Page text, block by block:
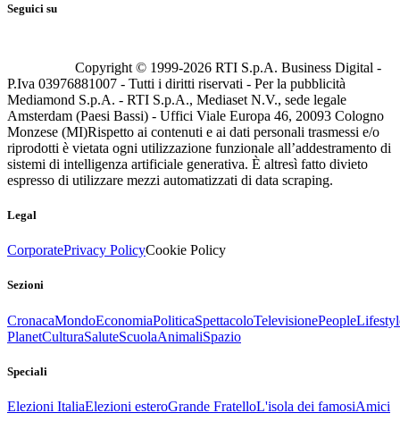
Seguici su
Copyright © 1999-2026 RTI S.p.A. Business Digital -
P.Iva 03976881007 - Tutti i diritti riservati - Per la pubblicità
Mediamond S.p.A. - RTI S.p.A., Mediaset N.V., sede legale
Amsterdam (Paesi Bassi) - Uffici Viale Europa 46, 20093 Cologno
Monzese (MI)Rispetto ai contenuti e ai dati personali trasmessi e/o
riprodotti è vietata ogni utilizzazione funzionale all’addestramento di
sistemi di intelligenza artificiale generativa. È altresì fatto divieto
espresso di utilizzare mezzi automatizzati di data scraping.
Legal
CorporatePrivacy PolicyCookie Policy
Sezioni
CronacaMondoEconomiaPoliticaSpettacoloTelevisionePeople
PlanetCulturaSaluteScuolaAnimaliSpazio
Speciali
Elezioni ItaliaElezioni esteroGrande FratelloL'isola dei famosiAmici